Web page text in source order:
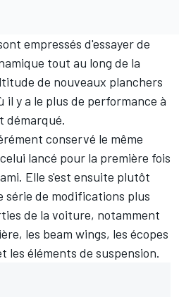
empressés d'essayer de
tout au long de la
de nouveaux planchers
il y a le plus de performance à
démarqué.
conservé le même
lancé pour la première fois
Elle s'est ensuite plutôt
de modifications plus
de la voiture, notamment
les beam wings, les écopes
les éléments de suspension.